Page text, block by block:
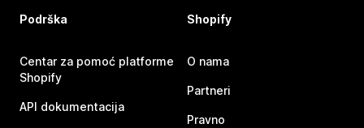
Podrška
Centar za pomoć platforme
Shopify
API dokumentacija
Shopify
O nama
Partneri
Pravno